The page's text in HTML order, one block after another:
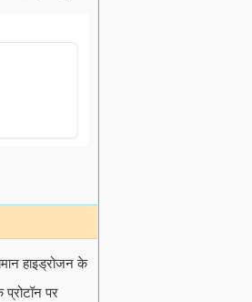
हाइड्रोजन के
प्रोटॉन पर